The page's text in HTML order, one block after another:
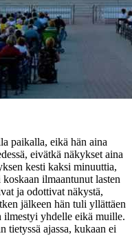
paikalla, eikä hän aina
eivätkä näkykset aina
kesti kaksi minuuttia,
ilmaantunut lasten
ja odottivat näkystä,
jälkeen hän tuli yllättäen
ilmestyi yhdelle eikä muille.
tietyssä ajassa, kukaan ei